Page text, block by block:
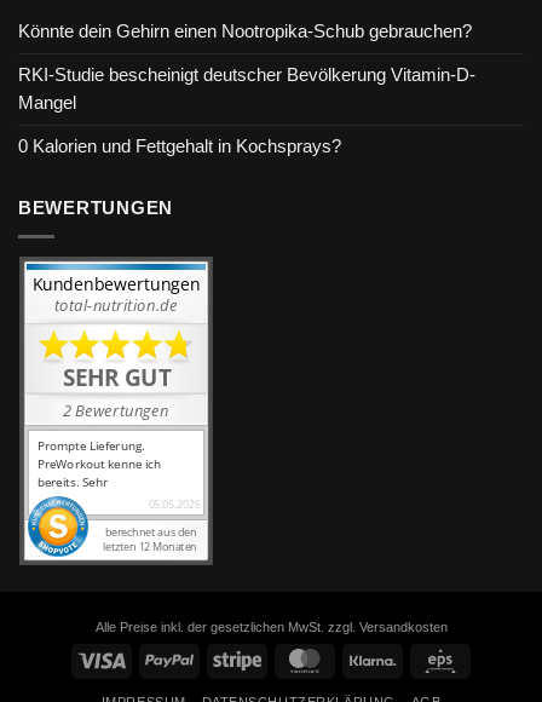
Könnte dein Gehirn einen Nootropika-Schub gebrauchen?
RKI-Studie bescheinigt deutscher Bevölkerung Vitamin-D-
Mangel
0 Kalorien und Fettgehalt in Kochsprays?
BEWERTUNGEN
Alle Preise inkl. der gesetzlichen MwSt. zzgl. Versandkosten
Visa PayPal Stripe MasterCard Klarna